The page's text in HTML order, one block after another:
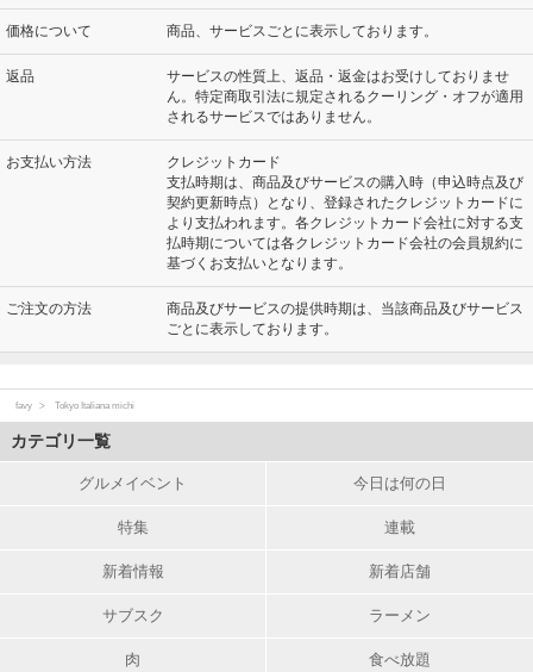
価格について 商品、サービスごとに表示しております。
返品
サービスの性質上、返品・返金はお受けしておりませ
ん。特定商取引法に規定されるクーリング・オフが適用
されるサービスではありません。
お支払い方法
クレジットカード
支払時期は、商品及びサービスの購入時（申込時点及び
契約更新時点）となり、登録されたクレジットカードに
より支払われます。各クレジットカード会社に対する支
払時期については各クレジットカード会社の会員規約に
基づくお支払いとなります。
ご注文の方法
商品及びサービスの提供時期は、当該商品及びサービス
ごとに表示しております。
favy Tokyo Italiana michi
カテゴリ一覧
グルメイベント 今日は何の日
特集 連載
新着情報 新着店舗
サブスク ラーメン
肉 食べ放題